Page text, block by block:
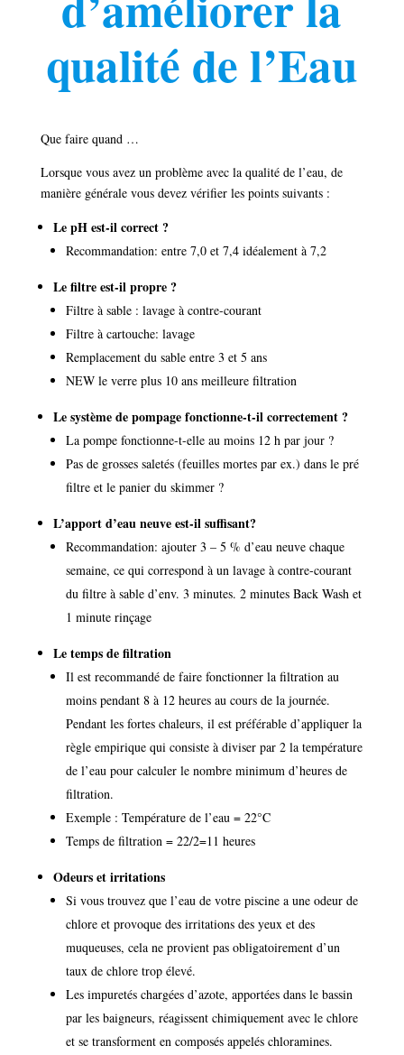
qualité de l’Eau
Que faire quand …
Lorsque vous avez un problème avec la qualité de l’eau, de
manière générale vous devez vérifier les points suivants :
Le pH est-il correct ?
Recommandation: entre 7,0 et 7,4 idéalement à 7,2
Le filtre est-il propre ?
Filtre à sable : lavage à contre-courant
Filtre à cartouche: lavage
Remplacement du sable entre 3 et 5 ans
NEW le verre plus 10 ans meilleure filtration
Le système de pompage fonctionne-t-il correctement ?
La pompe fonctionne-t-elle au moins 12 h par jour ?
Pas de grosses saletés (feuilles mortes par ex.) dans le pré
filtre et le panier du skimmer ?
L’apport d’eau neuve est-il suffisant?
Recommandation: ajouter 3 – 5 % d’eau neuve chaque
semaine, ce qui correspond à un lavage à contre-courant
du filtre à sable d’env. 3 minutes. 2 minutes Back Wash et
1 minute rinçage
Le temps de filtration
Il est recommandé de faire fonctionner la filtration au
moins pendant 8 à 12 heures au cours de la journée.
Pendant les fortes chaleurs, il est préférable d’appliquer la
règle empirique qui consiste à diviser par 2 la température
de l’eau pour calculer le nombre minimum d’heures de
filtration.
Exemple : Température de l’eau = 22°C
Temps de filtration = 22/2=11 heures
Odeurs et irritations
Si vous trouvez que l’eau de votre piscine a une odeur de
chlore et provoque des irritations des yeux et des
muqueuses, cela ne provient pas obligatoirement d’un
taux de chlore trop élevé.
Les impuretés chargées d’azote, apportées dans le bassin
par les baigneurs, réagissent chimiquement avec le chlore
et se transforment en composés appelés chloramines.